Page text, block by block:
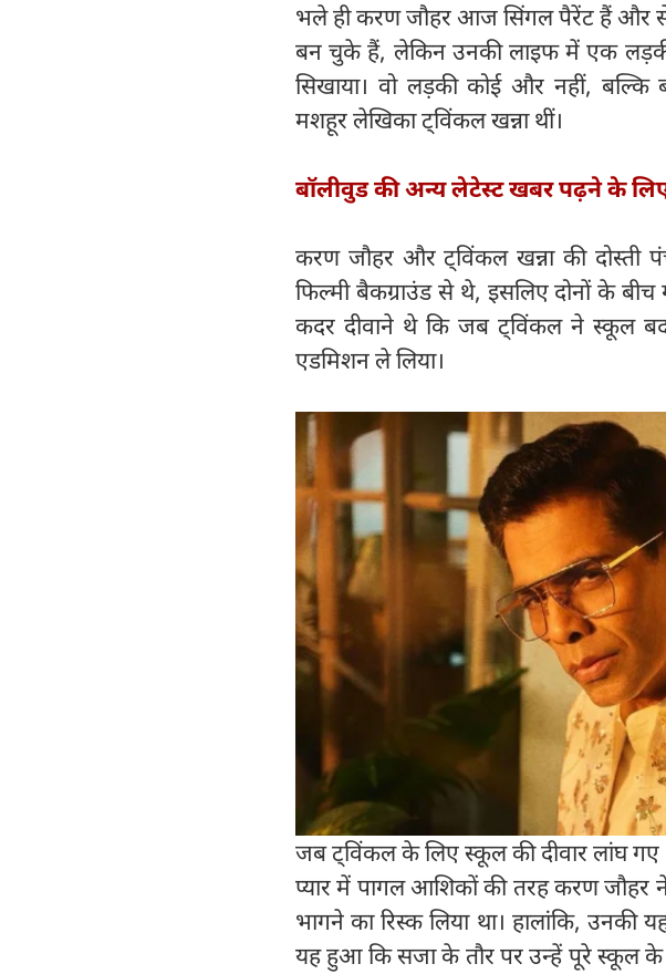
भले ही करण जौहर आज सिंगल पैरेंट हैं और
बन चुके हैं, लेकिन उनकी लाइफ में एक
सिखाया। वो लड़की कोई और नहीं, बल्कि
मशहूर लेखिका ट्विंकल खन्ना थीं।
बॉलीवुड की अन्य लेटेस्ट खबर पढ़ने के
करण जौहर और ट्विंकल खन्ना की दोस्ती
फिल्मी बैकग्राउंड से थे, इसलिए दोनों के
कदर दीवाने थे कि जब ट्विंकल ने स्कूल
एडमिशन ले लिया।
जब ट्विंकल के लिए स्कूल की दीवार लांघ गए
प्यार में पागल आशिकों की तरह करण
भागने का रिस्क लिया था। हालांकि,
यह हुआ कि सजा के तौर पर उन्हें पूरे स्कूल के